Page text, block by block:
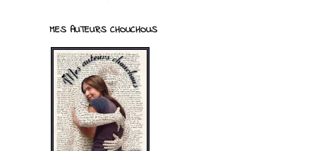
MES AUTEURS CHOUCHOUS